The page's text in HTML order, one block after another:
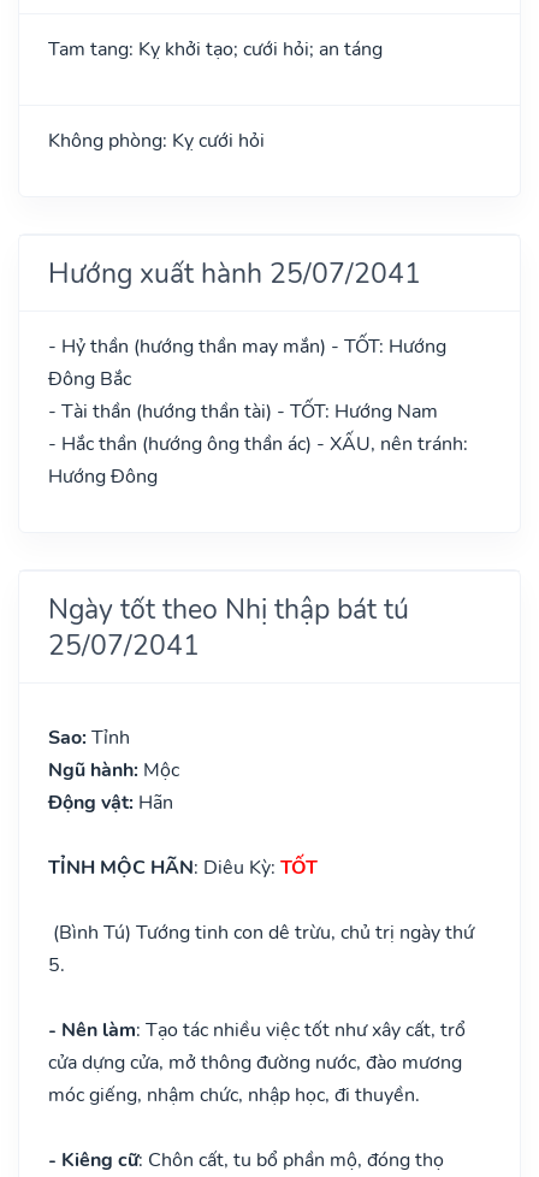
Tam tang: Kỵ khởi tạo; cưới hỏi; an táng
Không phòng: Kỵ cưới hỏi
Hướng xuất hành 25/07/2041
- Hỷ thần (hướng thần may mắn) - TỐT: Hướng
Đông Bắc
- Tài thần (hướng thần tài) - TỐT: Hướng Nam
- Hắc thần (hướng ông thần ác) - XẤU, nên tránh:
Hướng Đông
Ngày tốt theo Nhị thập bát tú
25/07/2041
Sao: Tỉnh
Ngũ hành: Mộc
Động vật: Hãn
TỈNH MỘC HÃN: Diêu Kỳ: TỐT
(Bình Tú) Tướng tinh con dê trừu, chủ trị ngày thứ
5.
- Nên làm: Tạo tác nhiều việc tốt như xây cất, trổ
cửa dựng cửa, mở thông đường nước, đào mương
móc giếng, nhậm chức, nhập học, đi thuyền.
- Kiêng cữ: Chôn cất, tu bổ phần mộ, đóng thọ